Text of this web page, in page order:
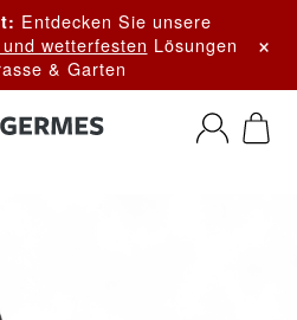
Entdecken Sie unsere
wetterfesten Lösungen
& Garten
×